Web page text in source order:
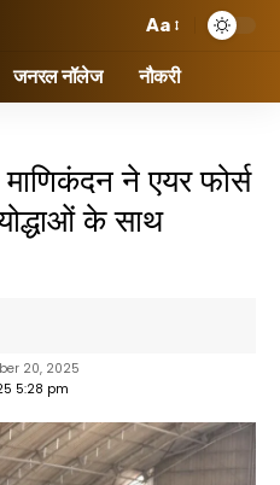
Aa
जनरल नॉलेज नौकरी
ने एयर फोर्स
के साथ
5:28 pm
20, 2025